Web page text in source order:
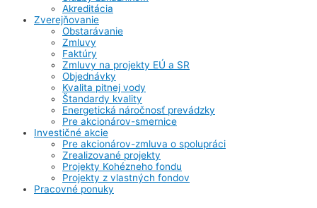
Akreditácia
Zverejňovanie
Obstarávanie
Zmluvy
Faktúry
Zmluvy na projekty EÚ a SR
Objednávky
Kvalita pitnej vody
Štandardy kvality
Energetická náročnosť prevádzky
Pre akcionárov-smernice
Investičné akcie
Pre akcionárov-zmluva o spolupráci
Zrealizované projekty
Projekty Kohézneho fondu
Projekty z vlastných fondov
Pracovné ponuky